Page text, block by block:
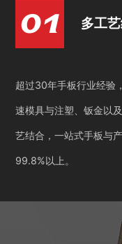
多工
超过30年手板行业经验
速模具与注塑、钣金以
艺结合，一站式手板与
99.8%以上。